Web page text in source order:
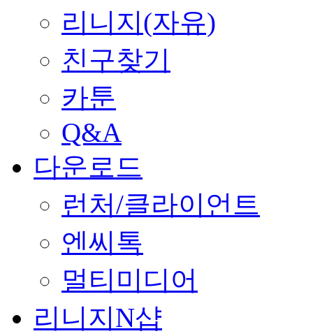
리니지(자유)
친구찾기
카툰
Q&A
다운로드
런처/클라이언트
엔씨톡
멀티미디어
리니지N샵